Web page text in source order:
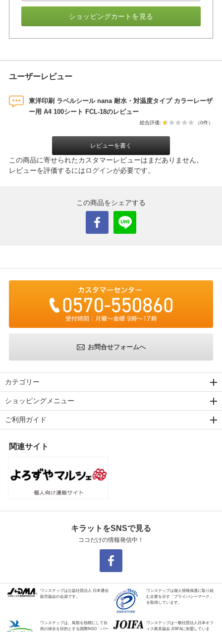
ショッピングカートを見る
ユーザーレビュー
東洋印刷 ラベルシール nana 耐水・対温度タイプ カラーレーザ
ー用 A4 100シート FCL-18のレビュー
総合評価: （0件）
レビューを書く
この商品に寄せられたカスタマーレビューはまだありません。
レビューを評価するにはログインが必要です。
この商品をシェアする
お問合せフォームへ
カテゴリー
ショッピングメニュー
ご利用ガイド
関連サイト
キラットをSNSで見る
ココだけの情報発信中！
ワンステップは公益社団法人 日本通信
販売協会の会員です。
ワンステップは個人情報保護に取り組
む企業を示す「プライバシーマーク」
を取得しています。
ワンステップは、鳥類を指標にして自
然の保全を目的とする国際NGO「バー
ワンステップは一般社団法人日本オフ
ィス家具協会 JOIFAに加盟していま